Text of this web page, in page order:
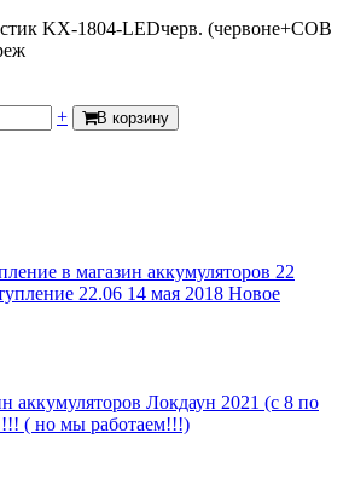
KX-1804-LEDчерв. (червоне+СОВ
+ В корзину
в магазин аккумуляторов 22
22.06 14 мая 2018 Новое
аккумуляторов Локдаун 2021 (с 8 по
( но мы работаем!!!)